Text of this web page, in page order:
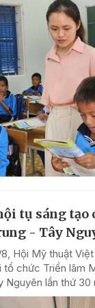
tụ sáng tạo
- Tây
Hội Mỹ thuật
tổ chức Triển lãm
Nguyên lần thứ 30